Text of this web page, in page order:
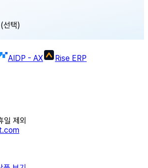
(선택)
AIDP - AX Rise ERP
일 제외